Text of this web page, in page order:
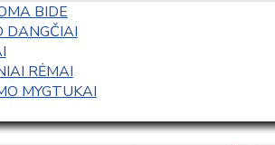
BIDE
DANGČIAI
RĖMAI
MYGTUKAI